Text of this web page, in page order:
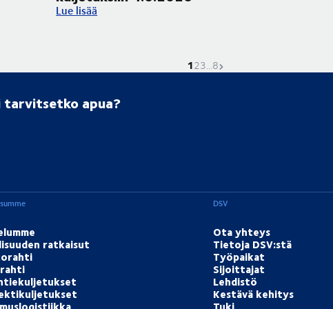
Corpus Christi -pyhäpäivä vaikuttaa kuljetuksiin 4.6.2026
Lue lisää
Nykyinen sivu on
1Mene sivulle
2Mene sivulle
3...Mene sivulle
8Seuraava sivu
apua?
ratkaisut
DSV
Ota yhteys
Tietoja DSV:stä
Työpaikat
Sijoittajat
Lehdistö
Kestävä kehitys